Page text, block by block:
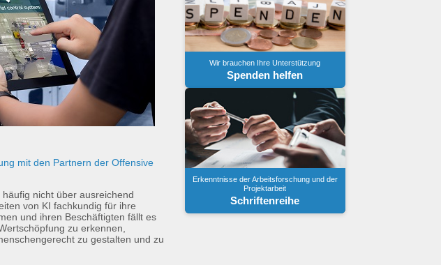
mit den Partnern der Offensive
nicht über ausreichend
von KI fachkundig für ihre
und ihren Beschäftigten fällt es
zu erkennen,
zu gestalten und zu
Wir brauchen Ihre Unterstützung
Spenden helfen
Erkenntnisse der Arbeitsforschung und der
Projektarbeit
Schriftenreihe